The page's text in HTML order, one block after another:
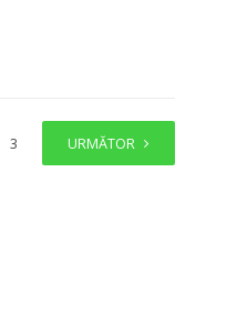
3 URMĂTOR